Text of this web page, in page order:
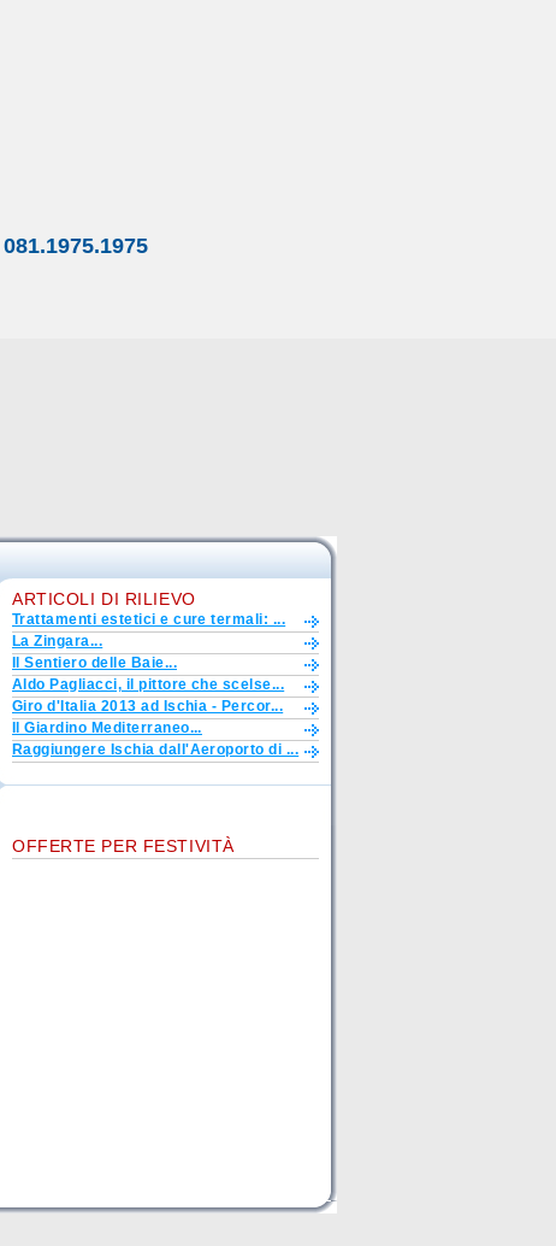
081.1975.1975
ARTICOLI DI RILIEVO
Trattamenti estetici e cure termali: ...
La Zingara...
Il Sentiero delle Baie...
Aldo Pagliacci, il pittore che scelse...
Giro d'Italia 2013 ad Ischia - Percor...
Il Giardino Mediterraneo...
Raggiungere Ischia dall'Aeroporto di ...
OFFERTE PER FESTIVITÀ